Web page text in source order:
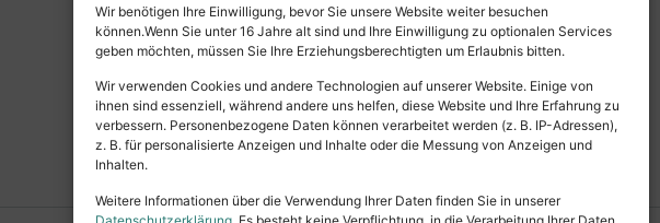
Wir benötigen Ihre Einwilligung, bevor Sie unsere Website weiter besuchen
können.Wenn Sie unter 16 Jahre alt sind und Ihre Einwilligung zu optionalen Services
geben möchten, müssen Sie Ihre Erziehungsberechtigten um Erlaubnis bitten.
Wir verwenden Cookies und andere Technologien auf unserer Website. Einige von
ihnen sind essenziell, während andere uns helfen, diese Website und Ihre Erfahrung zu
verbessern. Personenbezogene Daten können verarbeitet werden (z. B. IP-Adressen),
z. B. für personalisierte Anzeigen und Inhalte oder die Messung von Anzeigen und
Inhalten.
Weitere Informationen über die Verwendung Ihrer Daten finden Sie in unserer